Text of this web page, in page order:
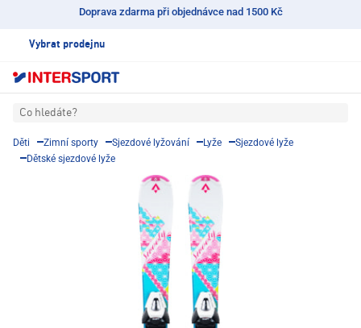
Doprava zdarma při objednávce nad 1500 Kč
Vybrat prodejnu
Co hledáte?
Děti Zimní sporty Sjezdové lyžování Lyže
Sjezdové lyže
Dětské sjezdové lyže